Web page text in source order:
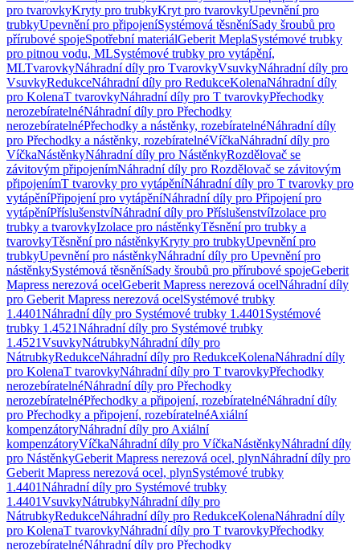
pro tvarovkyKryty pro trubkyKryt pro tvarovkyUpevnění pro
trubkyUpevnění pro připojeníSystémová těsněníSady šroubů pro
přírubové spojeSpotřební materiálGeberit MeplaSystémové trubky
pro pitnou vodu, MLSystémové trubky pro vytápění,
MLTvarovkyNáhradní díly pro TvarovkyVsuvkyNáhradní díly pro
VsuvkyRedukceNáhradní díly pro RedukceKolenaNáhradní díly
pro KolenaT tvarovkyNáhradní díly pro T tvarovkyPřechodky
nerozebíratelnéNáhradní díly pro Přechodky
nerozebíratelnéPřechodky a nástěnky, rozebíratelnéNáhradní díly
pro Přechodky a nástěnky, rozebíratelnéVíčkaNáhradní díly pro
VíčkaNástěnkyNáhradní díly pro NástěnkyRozdělovač se
závitovým připojenímNáhradní díly pro Rozdělovač se závitovým
připojenímT tvarovky pro vytápěníNáhradní díly pro T tvarovky pro
vytápěníPřipojení pro vytápěníNáhradní díly pro Připojení pro
vytápěníPříslušenstvíNáhradní díly pro PříslušenstvíIzolace pro
trubky a tvarovkyIzolace pro nástěnkyTěsnění pro trubky a
tvarovkyTěsnění pro nástěnkyKryty pro trubkyUpevnění pro
trubkyUpevnění pro nástěnkyNáhradní díly pro Upevnění pro
nástěnkySystémová těsněníSady šroubů pro přírubové spojeGeberit
Mapress nerezová ocelGeberit Mapress nerezová ocelNáhradní díly
pro Geberit Mapress nerezová ocelSystémové trubky
1.4401Náhradní díly pro Systémové trubky 1.4401 Systémové
trubky 1.4521Náhradní díly pro Systémové trubky
1.4521VsuvkyNátrubkyNáhradní díly pro
NátrubkyRedukceNáhradní díly pro RedukceKolenaNáhradní díly
pro KolenaT tvarovkyNáhradní díly pro T tvarovkyPřechodky
nerozebíratelnéNáhradní díly pro Přechodky
nerozebíratelnéPřechodky a připojení, rozebíratelnéNáhradní díly
pro Přechodky a připojení, rozebíratelnéAxiální
kompenzátoryNáhradní díly pro Axiální
kompenzátoryVíčkaNáhradní díly pro VíčkaNástěnkyNáhradní díly
pro NástěnkyGeberit Mapress nerezová ocel, plynNáhradní díly pro
Geberit Mapress nerezová ocel, plynSystémové trubky
1.4401Náhradní díly pro Systémové trubky
1.4401VsuvkyNátrubkyNáhradní díly pro
NátrubkyRedukceNáhradní díly pro RedukceKolenaNáhradní díly
pro KolenaT tvarovkyNáhradní díly pro T tvarovkyPřechodky
nerozebíratelnéNáhradní díly pro Přechodky